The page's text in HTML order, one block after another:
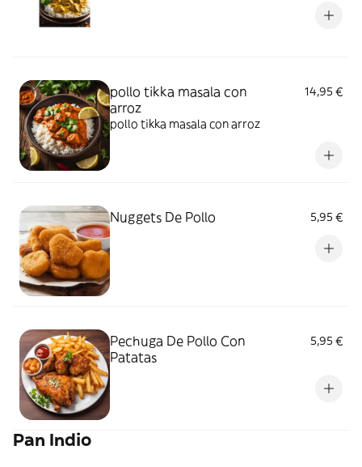
pollo tikka masala con
arroz
14,95 €
pollo tikka masala con arroz
Nuggets De Pollo 5,95 €
Pechuga De Pollo Con
Patatas
5,95 €
Pan Indio